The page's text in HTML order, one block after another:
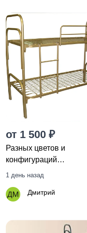
от 1 500 ₽
Разных цветов и
конфигураций
металлические кровати
1 день назад
Дмитрий